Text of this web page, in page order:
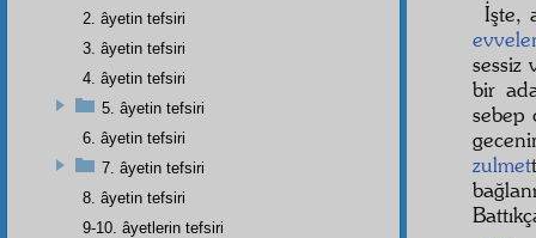
İşte,
sessiz
bir
sebep
zulmet
2. âyetin tefsiri
3. âyetin tefsiri
4. âyetin tefsiri
5. âyetin tefsiri
6. âyetin tefsiri
7. âyetin tefsiri
8. âyetin tefsiri
9-10. âyetlerin tefsiri